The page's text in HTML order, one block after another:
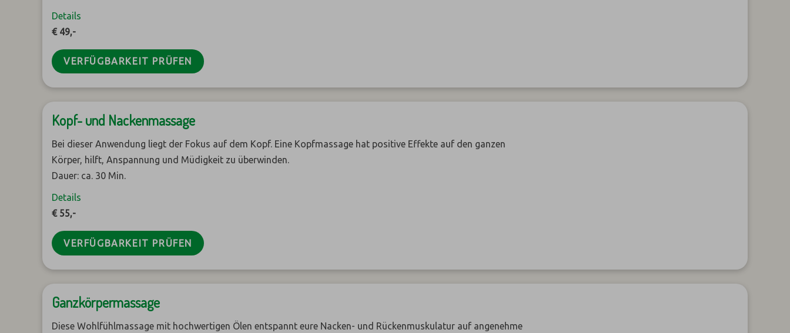
Details
€ 49,-
VERFÜGBARKEIT PRÜFEN
Kopf- und Nackenmassage
Bei dieser Anwendung liegt der Fokus auf dem Kopf. Eine Kopfmassage hat positive Effekte auf den ganzen
Körper, hilft, Anspannung und Müdigkeit zu überwinden.
Dauer: ca. 30 Min.
Details
€ 55,-
VERFÜGBARKEIT PRÜFEN
Ganzkörpermassage
Diese Wohlfühlmassage mit hochwertigen Ölen entspannt eure Nacken- und Rückenmuskulatur auf angenehme